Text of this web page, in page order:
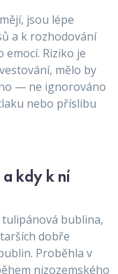
jsou lépe
a k rozhodování
Riziko je
mělo by
— ne ignorováno
nebo příslibu
kdy k ní
bublina,
dobře
Proběhla v
nizozemského